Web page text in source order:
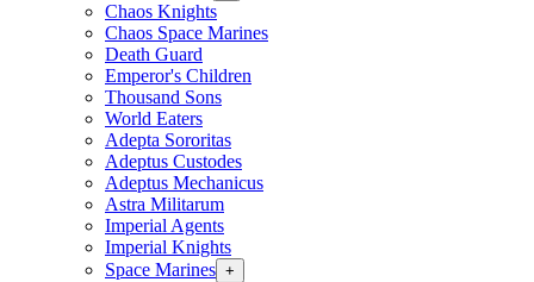
Chaos Knights
Chaos Space Marines
Death Guard
Emperor's Children
Thousand Sons
World Eaters
Adepta Sororitas
Adeptus Custodes
Adeptus Mechanicus
Astra Militarum
Imperial Agents
Imperial Knights
Space Marines +